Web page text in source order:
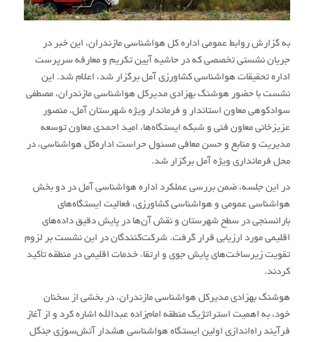
به گزارش روابط عمومی اداره‌ کل هواشناسی مازندران، این خبر در
جریان نشستی تخصصی که در حاشیه آیین تکریم و معارفه سرپرست
اداره تحقیقات هواشناسی کشاورزی آمل برگزار شد، اعلام شد. این
نشست با حضور هوشنگ بهزادی مدیرکل هواشناسی مازندران، مصطفی
سوادکوهی معاون استاندار و فرماندار ویژه شهرستان آمل، منصور
عزیزخانی معاون فنی و شبکه ایستگاه‌ها، امید احمدی معاون توسعه
مدیریت و منابع و حسن معافی مسئول حراست اداره‌کل هواشناسی، در
محل فرمانداری ویژه آمل برگزار شد.
در این جلسه، ضمن بررسی عملکرد اداره هواشناسی آمل در دو بخش
هواشناسی عمومی و هواشناسی کشاورزی، فعالیت ایستگاه‌های
بارانسنجی در سطح شهرستان و نقش آن‌ها در پایش دقیق داده‌های
اقلیمی مورد ارزیابی قرار گرفت. شرکت‌کنندگان در این نشست بر لزوم
تقویت زیرساخت‌های پایش جوی و ارتقاء خدمات اقلیمی در منطقه تأکید
کردند.
هوشنگ بهزادی مدیرکل هواشناسی مازندران، در بخشی از سخنان
خود، به اهمیت استراتژیک منطقه امام‌زاده عبدالله اشاره کرد و از آغاز
فرآیند راه‌اندازی اولین ایستگاه هواشناسی هشدار آتش‌سوزی جنگل